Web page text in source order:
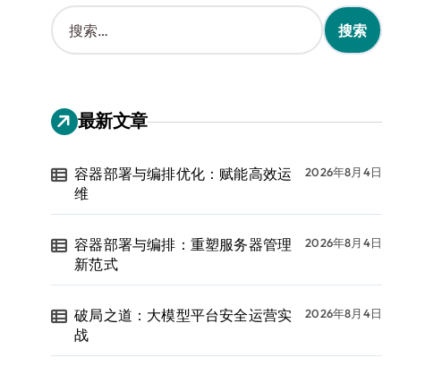
搜
索
：
最新文章
容器部署与编排优化：赋能高效运
维
2026年8月4日
容器部署与编排：重塑服务器管理
新范式
2026年8月4日
破局之道：大模型平台安全运营实
战
2026年8月4日